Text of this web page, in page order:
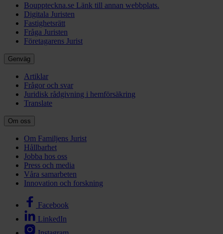
Bouppteckna.se Länk till annan webbplats.
Digitala Juristen
Fastighetsrätt
Fråga Juristen
Företagarens Jurist
Genväg
Artiklar
Frågor och svar
Juridisk rådgivning i hemförsäkring
Translate
Om oss
Om Familjens Jurist
Hållbarhet
Jobba hos oss
Press och media
Våra samarbeten
Innovation och forskning
Facebook
LinkedIn